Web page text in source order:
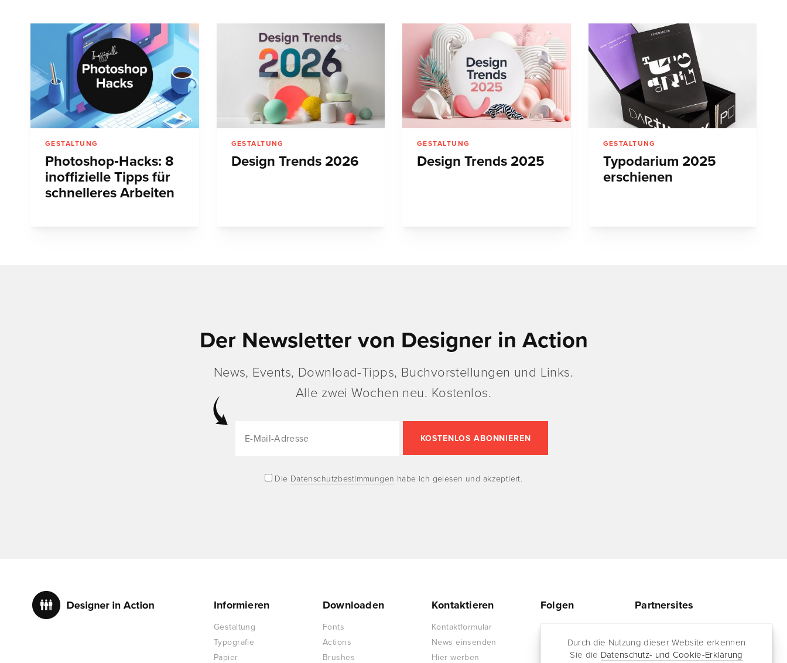
Durch die Nutzung dieser Website erkennen
Sie die Datenschutz- und Cookie-Erklärung
GESTALTUNG
Photoshop‑Hacks: 8
inoffizielle Tipps für
schnelleres Arbeiten
GESTALTUNG
Design Trends 2026
GESTALTUNG
Design Trends 2025
GESTALTUNG
Typodarium 2025
erschienen
Der Newsletter von Designer in Action
News, Events, Download-Tipps, Buchvorstellungen und Links.
Alle zwei Wochen neu. Kostenlos.
Die Datenschutzbestimmungen habe ich gelesen und akzeptiert.
Informieren
Gestaltung
Typografie
Papier
Downloaden
Fonts
Actions
Brushes
Kontaktieren
Kontaktformular
News einsenden
Hier werben
Folgen
Facebook
RSS-Feed
Partnersites
Jazz for me